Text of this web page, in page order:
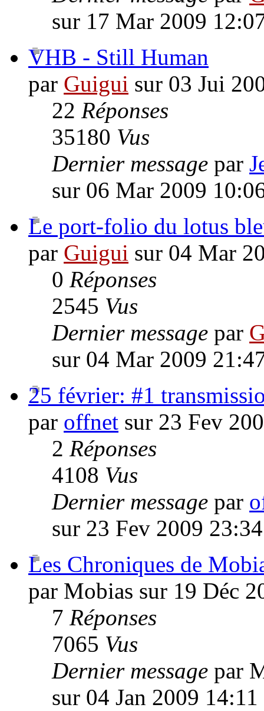
sur 17 Mar 2009
VHB - Still Human
par Guigui sur 03 Jui
22 Réponses
35180 Vus
Dernier message par
sur 06 Mar 2009
Le port-folio du lotus
par Guigui sur 04 Mar
0 Réponses
2545 Vus
Dernier message par
sur 04 Mar 2009
25 février: #1
par offnet sur 23 Fev
2 Réponses
4108 Vus
Dernier message par
sur 23 Fev 2009 23:34
Les Chroniques de
par Mobias sur 19 Déc
7 Réponses
7065 Vus
Dernier message par
sur 04 Jan 2009 14:11